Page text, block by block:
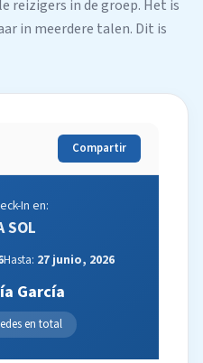
reizigers in de groep. Het is
in meerdere talen. Dit is
Compartir
In en:
SOL
Hasta: 27 junio, 2026
García
en total